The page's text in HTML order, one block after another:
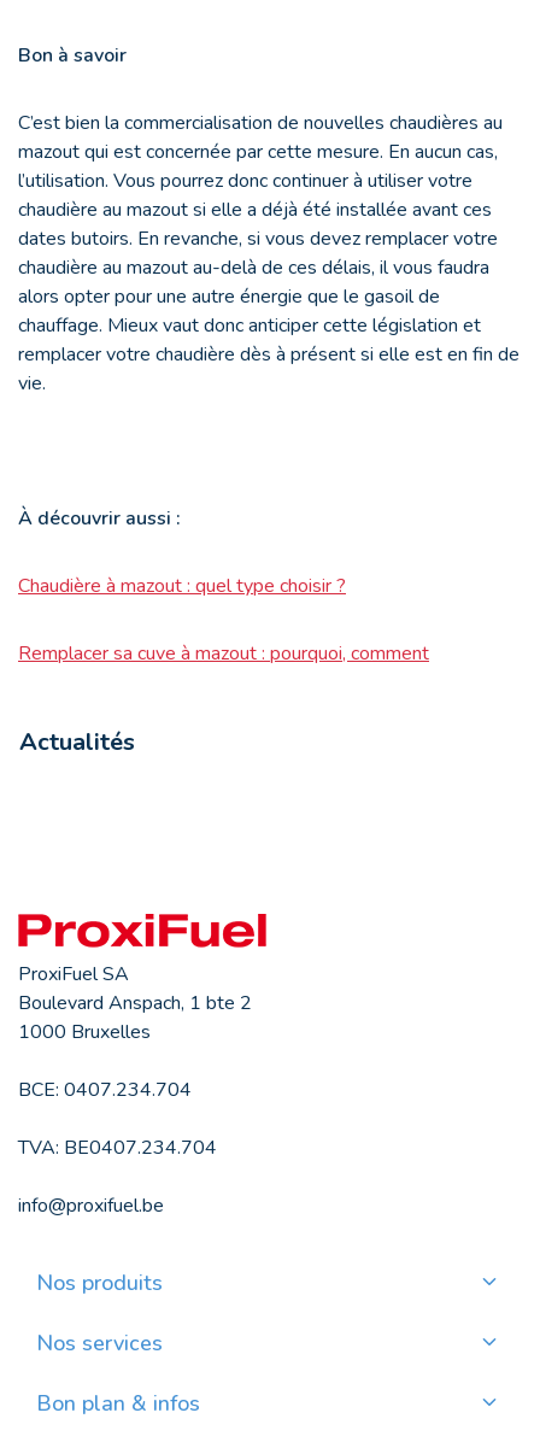
Bon à savoir
C’est bien la commercialisation de nouvelles chaudières au
mazout qui est concernée par cette mesure. En aucun cas,
l’utilisation. Vous pourrez donc continuer à utiliser votre
chaudière au mazout si elle a déjà été installée avant ces
dates butoirs. En revanche, si vous devez remplacer votre
chaudière au mazout au-delà de ces délais, il vous faudra
alors opter pour une autre énergie que le gasoil de
chauffage. Mieux vaut donc anticiper cette législation et
remplacer votre chaudière dès à présent si elle est en fin de
vie.
À découvrir aussi :
Chaudière à mazout : quel type choisir ?
Remplacer sa cuve à mazout : pourquoi, comment
Actualités
ProxiFuel SA
Boulevard Anspach, 1 bte 2
1000 Bruxelles
BCE: 0407.234.704
TVA: BE0407.234.704
info@proxifuel.be
Nos produits
Commander des pellets de qualité
Nos services
Où trouver mes pellets ?
Bon plan & infos